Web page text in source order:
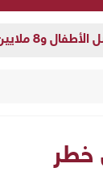
خارج المدارس
خطر